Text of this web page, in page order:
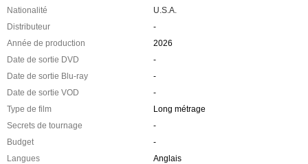
Nationalité
U.S.A.
Distributeur
-
Année de production
2026
Date de sortie DVD
-
Date de sortie Blu-ray
-
Date de sortie VOD
-
Type de film
Long métrage
Secrets de tournage
-
Budget
-
Langues
Anglais